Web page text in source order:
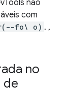
não
com
fo\ o) . ,
no
de